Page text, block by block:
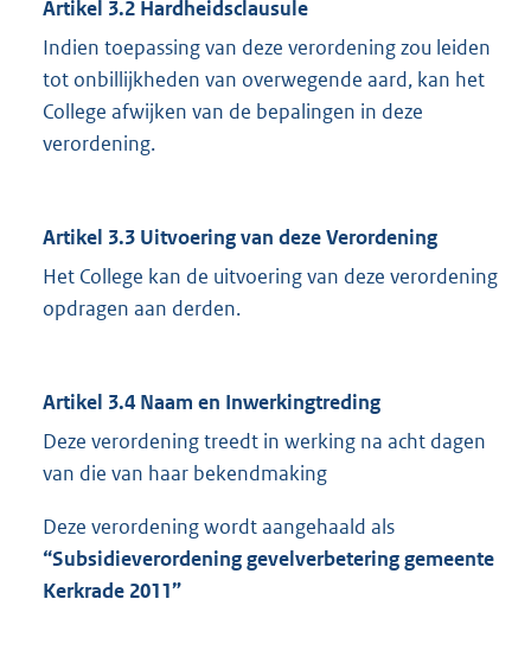
Artikel 3.2 Hardheidsclausule
Indien toepassing van deze verordening zou leiden
tot onbillijkheden van overwegende aard, kan het
College afwijken van de bepalingen in deze
verordening.
Artikel 3.3 Uitvoering van deze Verordening
Het College kan de uitvoering van deze verordening
opdragen aan derden.
Artikel 3.4 Naam en Inwerkingtreding
Deze verordening treedt in werking na acht dagen
van die van haar bekendmaking
Deze verordening wordt aangehaald als
“Subsidieverordening gevelverbetering gemeente
Kerkrade 2011”